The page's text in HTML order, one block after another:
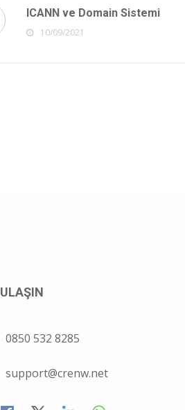
ICANN ve Domain Sistemi
10/09/2021
0850 532 8285
support@crenw.net